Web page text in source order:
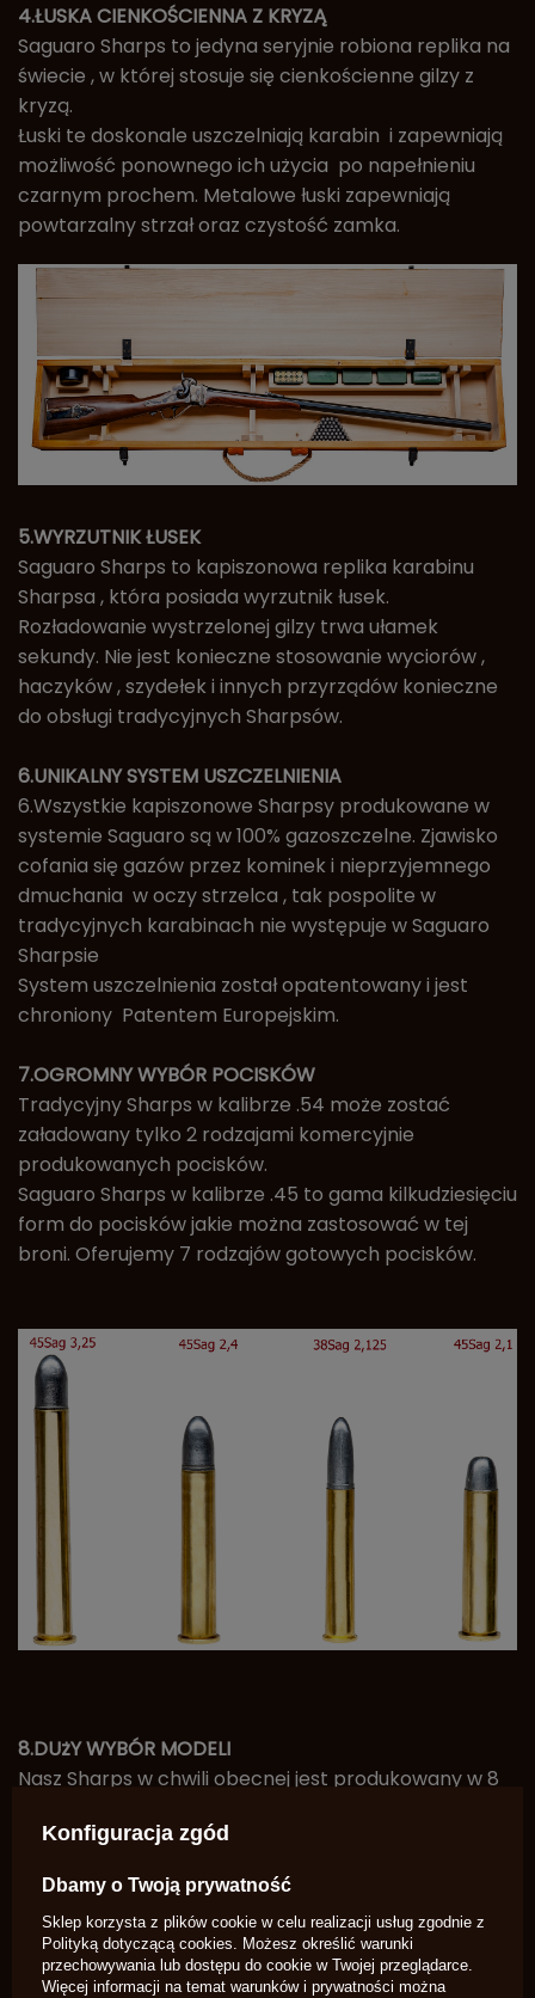
4.ŁUSKA CIENKOŚCIENNA Z KRYZĄ
Saguaro Sharps to jedyna seryjnie robiona replika na
świecie , w której stosuje się cienkościenne gilzy z
kryzą.
Łuski te doskonale uszczelniają karabin i zapewniają
możliwość ponownego ich użycia po napełnieniu
czarnym prochem. Metalowe łuski zapewniają
powtarzalny strzał oraz czystość zamka.
5.WYRZUTNIK ŁUSEK
Saguaro Sharps to kapiszonowa replika karabinu
Sharpsa , która posiada wyrzutnik łusek.
Rozładowanie wystrzelonej gilzy trwa ułamek
sekundy. Nie jest konieczne stosowanie wyciorów ,
haczyków , szydełek i innych przyrządów konieczne
do obsługi tradycyjnych Sharpsów.
6.UNIKALNY SYSTEM USZCZELNIENIA
6.Wszystkie kapiszonowe Sharpsy produkowane w
systemie Saguaro są w 100% gazoszczelne. Zjawisko
cofania się gazów przez kominek i nieprzyjemnego
dmuchania w oczy strzelca , tak pospolite w
tradycyjnych karabinach nie występuje w Saguaro
Sharpsie
System uszczelnienia został opatentowany i jest
chroniony Patentem Europejskim.
7.OGROMNY WYBÓR POCISKÓW
Tradycyjny Sharps w kalibrze .54 może zostać
załadowany tylko 2 rodzajami komercyjnie
produkowanych pocisków.
Saguaro Sharps w kalibrze .45 to gama kilkudziesięciu
form do pocisków jakie można zastosować w tej
broni. Oferujemy 7 rodzajów gotowych pocisków.
8.DUżY WYBÓR MODELI
Nasz Sharps w chwili obecnej jest produkowany w 8
wykończenia , długością lufy i kalibrem. W przyszłym
9.DOSKONAŁA LUFA
W tej naszej replice zastosowano lufy wysokiej jakości
wykonane ze znacznie twardszej stali niż lufy
Konfiguracja zgód
Dbamy o Twoją prywatność
Sklep korzysta z plików cookie w celu realizacji usług zgodnie z
Polityką dotyczącą cookies. Możesz określić warunki
przechowywania lub dostępu do cookie w Twojej przeglądarce.
Więcej informacji na temat warunków i prywatności można